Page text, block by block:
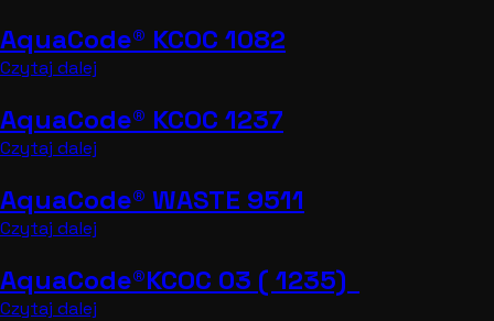
AquaCode® KCOC 1082
Czytaj dalej
AquaCode® KCOC 1237
Czytaj dalej
AquaCode® WASTE 9511
Czytaj dalej
AquaCode®KCOC 03 ( 1235)
Czytaj dalej